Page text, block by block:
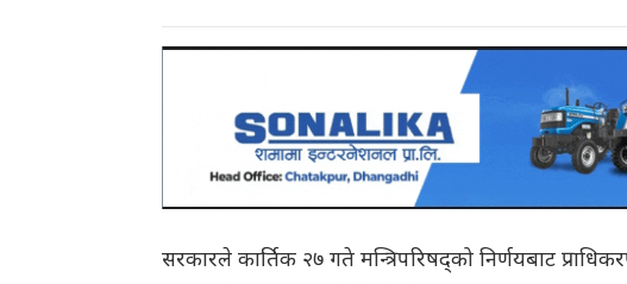
सरकारले कार्तिक २७ गते मन्त्रिपरिषद्को निर्णयबाट